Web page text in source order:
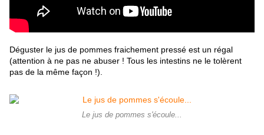
Déguster le jus de pommes fraichement pressé est un régal
(attention à ne pas ne abuser ! Tous les intestins ne le tolèrent
pas de la même façon !).
Le jus de pommes s'écoule...